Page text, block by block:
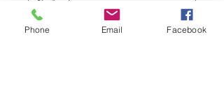
Ποσότητα
Phone Email Facebook